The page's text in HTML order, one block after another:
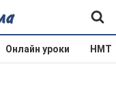
Онлайн уроки НМТ